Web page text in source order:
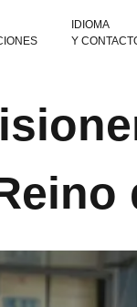
IDIOMA
Y